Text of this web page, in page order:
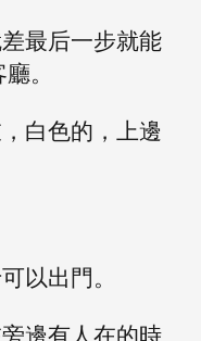
最后一步就能
。
白色的，上邊
以出門。
邊有人在的時